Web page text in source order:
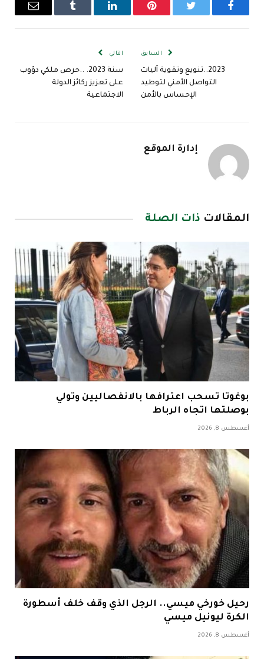
فيسبوك تويتر بينتيريستلينكدإن Tumblr
البريد
السابق
2023..تنويع وتقوية آليات
التواصل الأمني لتوطيد
الإحساس بالأمن
التالي
سنة 2023. ..حرص ملكي دؤوب
على تعزيز ركائز الدولة
الاجتماعية
إدارة الموقع
المقالات ذات الصلة
بوغوتا تسحب اعترافها بالانفصاليين وتولي
بوصلتها اتجاه الرباط
أغسطس 8, 2026
رحيل خورخي ميسي.. الرجل الذي وقف خلف أسطورة
الكرة ليونيل ميسي
أغسطس 8, 2026